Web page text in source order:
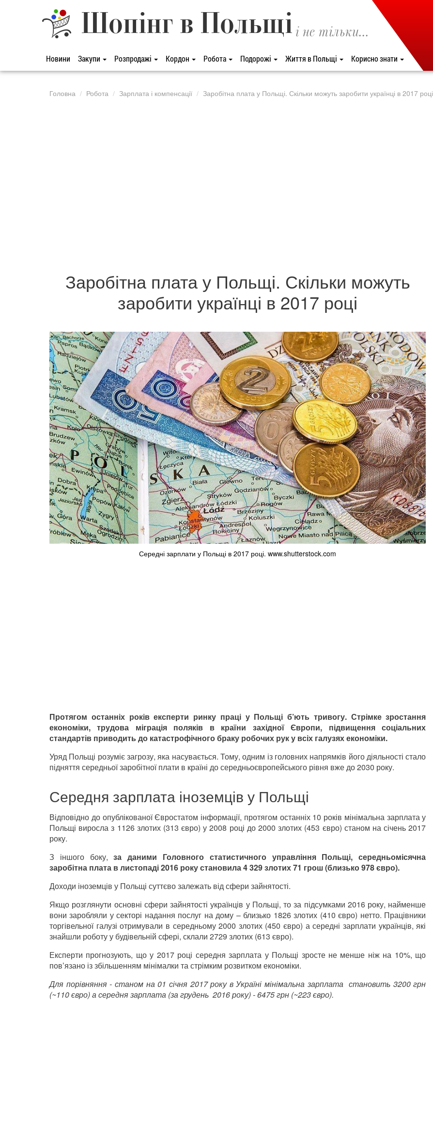
Шопінг в Польщі і не тільки...
Новини Закупи Розпродажі Кордон Робота Подорожі Життя в Польщі Корисно знати
Головна Робота Зарплата і компенсації Заробітна плата у Польщі. Скільки можуть заробити українці в 2017 році
Заробітна плата у Польщі. Скільки можуть
заробити українці в 2017 році
Середні зарплати у Польщі в 2017 році. www.shutterstock.com
Протягом останніх років експерти ринку праці у Польщі б’ють тривогу. Стрімке зростання
економіки, трудова міграція поляків в країни західної Європи, підвищення соціальних
стандартів приводить до катастрофічного браку робочих рук у всіх галузях економіки.
Уряд Польщі розуміє загрозу, яка насувається. Тому, одним із головних напрямків його діяльності стало
підняття середньої заробітної плати в країні до середньоєвропейського рівня вже до 2030 року.
Середня зарплата іноземців у Польщі
Відповідно до опублікованої Євростатом інформації, протягом останніх 10 років мінімальна зарплата у
Польщі виросла з 1126 злотих (313 євро) у 2008 році до 2000 злотих (453 євро) станом на січень 2017
року.
З іншого боку, за даними Головного статистичного управління Польщі, середньомісячна
заробітна плата в листопаді 2016 року становила 4 329 злотих 71 грош (близько 978 євро).
Доходи іноземців у Польщі суттєво залежать від сфери зайнятості.
Якщо розглянути основні сфери зайнятості українців у Польщі, то за підсумками 2016 року, найменше
вони заробляли у секторі надання послуг на дому – близько 1826 злотих (410 євро) нетто. Працівники
торгівельної галузі отримували в середньому 2000 злотих (450 євро) а середні зарплати українців, які
знайшли роботу у будівельній сфері, склали 2729 злотих (613 євро).
Експерти прогнозують, що у 2017 році середня зарплата у Польщі зросте не менше ніж на 10%, що
пов’язано із збільшенням мінімалки та стрімким розвитком економіки.
Для порівняння - станом на 01 січня 2017 року в Україні мінімальна зарплата становить 3200 грн
(~110 євро) а середня зарплата (за грудень 2016 року) - 6475 грн (~223 євро).